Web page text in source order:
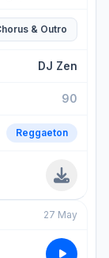
& Outro
DJ Zen
90
Reggaeton
27 May